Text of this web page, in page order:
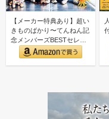
【メーカー特典あり】超い
きものばかり〜てんねん記
念メンバーズBESTセレク
ション〜 (3CD)("…